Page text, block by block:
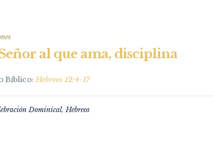
al que ama, disciplina
Bíblico:Hebreos 12:4-17
Dominical,Hebreos